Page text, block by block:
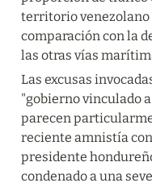
territorio
comparación con la
las otras vías
Las excusas
"gobierno vinculado
parecen
reciente amnistía
presidente
condenado a una